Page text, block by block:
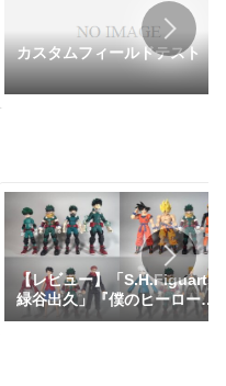
カスタムフィールドテスト
【レビュー】「S.H.Figuarts
緑谷出久」『僕のヒーローア
カデミア』